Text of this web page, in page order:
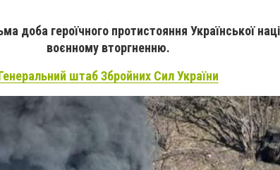
доба героїчного протистояння Української
воєнному вторгненню.
штаб Збройних Сил України